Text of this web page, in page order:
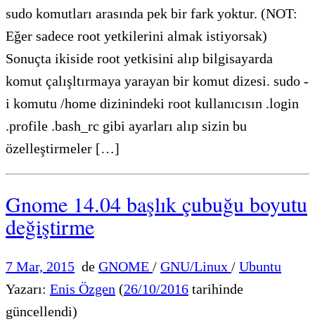
sudo komutları arasında pek bir fark yoktur. (NOT:
Eğer sadece root yetkilerini almak istiyorsak)
Sonuçta ikiside root yetkisini alıp bilgisayarda
komut çalışltırmaya yarayan bir komut dizesi. sudo -
i komutu /home dizinindeki root kullanıcısın .login
.profile .bash_rc gibi ayarları alıp sizin bu
özelleştirmeler […]
Gnome 14.04 başlık çubuğu boyutu
değiştirme
7 Mar, 2015 de GNOME / GNU/Linux / Ubuntu
Yazarı: Enis Özgen (26/10/2016 tarihinde
güncellendi)